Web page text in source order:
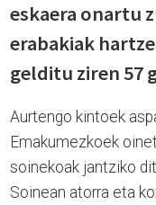
eskaera onartu
erabakiak
gelditu ziren 57
Aurtengo kintoek
Emakumezkoek
soinekoak jantziko
Soinean atorra eta